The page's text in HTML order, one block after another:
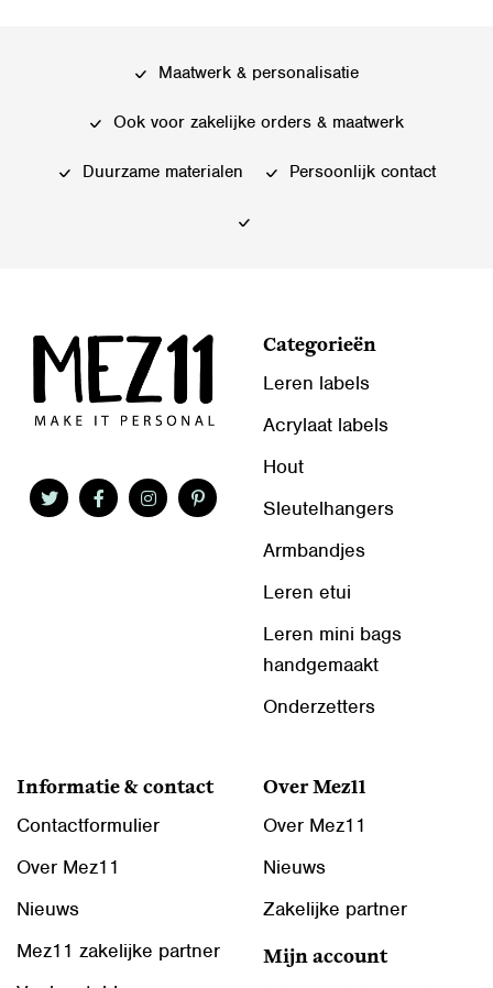
Maatwerk & personalisatie
Ook voor zakelijke orders & maatwerk
Duurzame materialen Persoonlijk contact
Categorieën
Leren labels
Acrylaat labels
Hout
Sleutelhangers
Armbandjes
Leren etui
Leren mini bags
handgemaakt
Onderzetters
Informatie & contact
Contactformulier
Over Mez11
Nieuws
Mez11 zakelijke partner
Over Mez11
Over Mez11
Nieuws
Zakelijke partner
Mijn account